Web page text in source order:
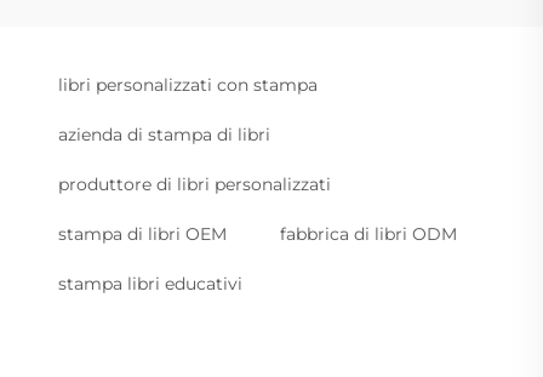
libri personalizzati con stampa
azienda di stampa di libri
produttore di libri personalizzati
stampa di libri OEM fabbrica di libri ODM
stampa libri educativi